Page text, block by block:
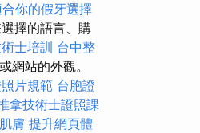
你的假牙選擇
擇的語言、購
士培訓 台中整
網站的外觀。
片規範 台胞證
拿技術士證照課
膚 提升網頁體